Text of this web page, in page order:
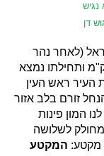
נגיש
דן
(לאחר נהר
אורכו המלא של נחל הירקון הוא 28 ק"מ ותחילתו נמצא
העיר ראש העין
זורם בלב אזור
המון פינות
לשלושה
מקטע: המקטע